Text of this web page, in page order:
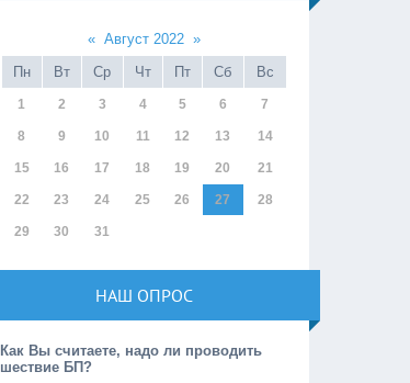
« Август 2022 »
Пн
Вт Ср Чт Пт Сб Вс
1 2 3 4 5 6 7
8 9 10 11 12 13 14
15 16 17 18 19 20 21
22 23 24 25 26 27 28
29 30 31
НАШ ОПРОС
Как Вы считаете, надо ли проводить
шествие БП?